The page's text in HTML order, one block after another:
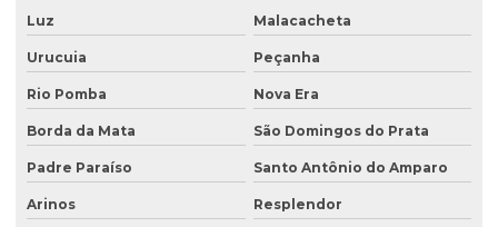
Recuperação de áreas ambientais degradadas
Recuperação de áreas ambientalmente degradadas
Recuperação de áreas degradadas e conservação do solo
Recuperação de áreas degradadas e passivos ambientais
Recuperação de áreas degradadas por regeneração natural
Recuperação de áreas degradadas com sistemas agroflorestais
Luz Malacacheta
Urucuia Peçanha
Rio Pomba Nova Era
Borda da Mata São Domingos do Prata
Padre Paraíso Santo Antônio do Amparo
Arinos Resplendor